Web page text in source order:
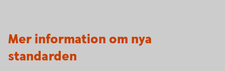
Mer information om nya
standarden